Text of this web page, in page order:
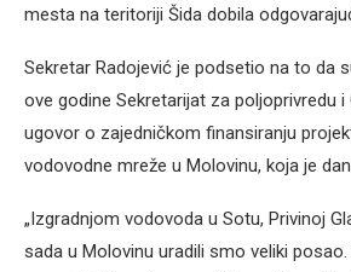
mesta na teritoriji Šida dobila
Sekretar Radojević je podsetio na to da
ove godine Sekretarijat za poljoprivredu i
ugovor o zajedničkom finansiranju
vodovodne mreže u Molovinu, koja je
„Izgradnjom vodovoda u Sotu, Privinoj
sada u Molovinu uradili smo veliki